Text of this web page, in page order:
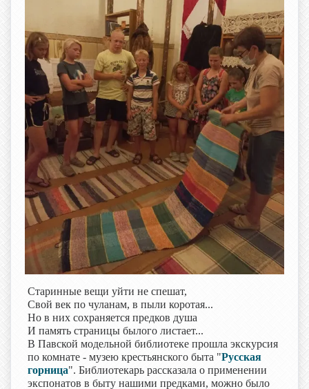
Старинные вещи уйти не спешат,
Свой век по чуланам, в пыли коротая...
Но в них сохраняется предков душа
И память страницы былого листает...
В Павской модельной библиотеке прошла экскурсия
по комнате - музею крестьянского быта "Русская
горница". Библиотекарь рассказала о применении
экспонатов в быту нашими предками, можно было